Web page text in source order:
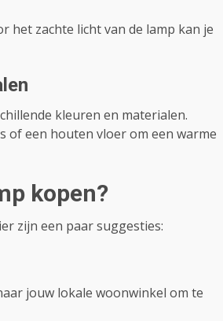
het zachte licht van de lamp kan je
kleuren en materialen.
of een houten vloer om een warme
kopen?
zijn een paar suggesties:
jouw lokale woonwinkel om te